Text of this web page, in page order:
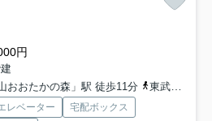
円
おおたかの森」駅 徒歩11分
東武野田線「流山おおたかの森」駅 徒歩11分
レベーター
宅配ボックス